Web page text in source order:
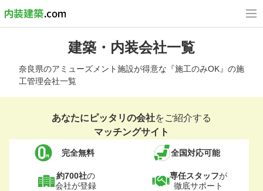
建築・内装会社一覧
奈良県のアミューズメント施設が得意な『施工のみOK』の施
工管理会社一覧
あなたにピッタリの会社をご紹介する
マッチングサイト
完全無料 全国対応可能
約700社の
会社が登録
専任スタッフが
徹底サポート